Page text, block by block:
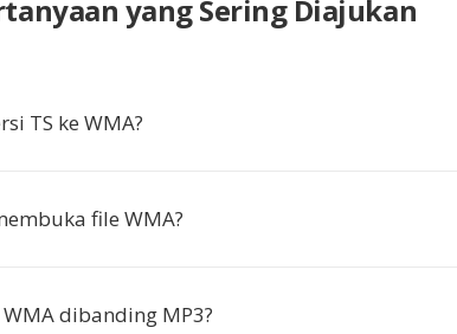
yang Sering Diajukan
TS ke WMA?
file WMA?
dibanding MP3?